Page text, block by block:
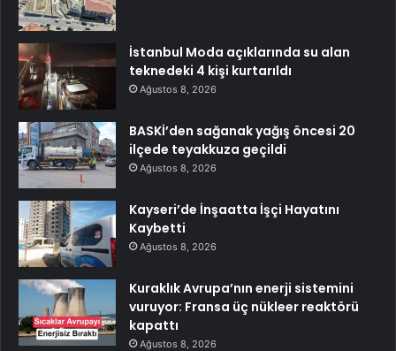
İstanbul Moda açıklarında su alan
teknedeki 4 kişi kurtarıldı
Ağustos 8, 2026
BASKİ’den sağanak yağış öncesi 20
ilçede teyakkuza geçildi
Ağustos 8, 2026
Kayseri’de İnşaatta İşçi Hayatını
Kaybetti
Ağustos 8, 2026
Kuraklık Avrupa’nın enerji sistemini
vuruyor: Fransa üç nükleer reaktörü
kapattı
Ağustos 8, 2026